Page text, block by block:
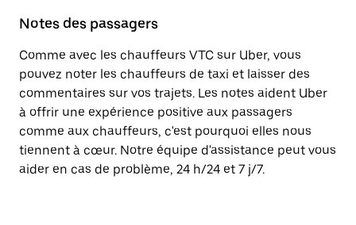
Notes des passagers
Comme avec les chauffeurs VTC sur Uber, vous
pouvez noter les chauffeurs de taxi et laisser des
commentaires sur vos trajets. Les notes aident Uber
à offrir une expérience positive aux passagers
comme aux chauffeurs, c'est pourquoi elles nous
tiennent à cœur. Notre équipe d'assistance peut vous
aider en cas de problème, 24 h/24 et 7 j/7.